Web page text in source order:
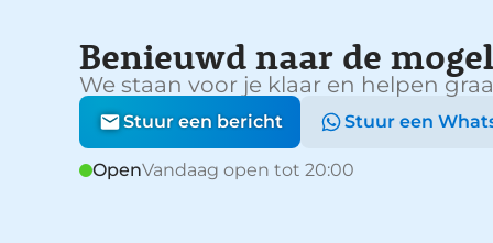
Benieuwd naar de
We staan voor je klaar en helpen
Stuur een bericht Stuur een
OpenVandaag open tot 20:00